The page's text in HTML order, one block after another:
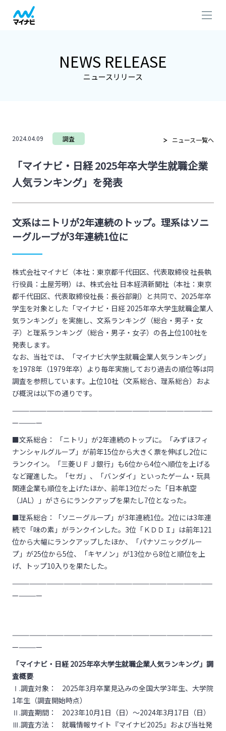
NEWS RELEASE
ニュースリリース
2024.04.09 調査 ニュース一覧へ
「マイナビ・日経 2025年卒大学生就職企業
人気ランキング」を発表
文系はニトリが2年連続のトップ。理系はソニ
ーグループが3年連続1位に
株式会社マイナビ（本社：東京都千代田区、代表取締役 社長執
行役員：土屋芳明）は、株式会社 日本経済新聞社（本社：東京
都千代田区、代表取締役社長：長谷部剛）と共同で、2025年卒
学生を対象とした「マイナビ・日経 2025年卒大学生就職企業人
気ランキング」を実施し、文系ランキング（総合・男子・女
子）と理系ランキング（総合・男子・女子）の各上位100社を
発表します。
なお、当社では、「マイナビ大学生就職企業人気ランキング」
を1978年（1979年卒）より毎年実施しており過去の順位等は同
調査を参照しています。上位10社（文系総合、理系総合）およ
び概況は以下の通りです。
———————————————————————————————————
—————
■文系総合： 「ニトリ」が2年連続のトップに。「みずほフィ
ナンシャルグループ」が前年15位から大きく票を伸ばし2位に
ランクイン。「三菱ＵＦＪ銀行」も6位から4位へ順位を上げる
など躍進した。「セガ」、「バンダイ」といったゲーム・玩具
関連企業も順位を上げたほか、前年13位だった「日本航空
（JAL）」がさらにランクアップを果たし7位となった。
■理系総合：「ソニーグループ」が3年連続1位。2位には3年連
続で「味の素」がランクインした。3位「ＫＤＤＩ」は前年121
位から大幅にランクアップしたほか、「パナソニックグルー
プ」が25位から5位、「キヤノン」が13位から8位と順位を上
げ、トップ10入りを果たした。
———————————————————————————————————
—————
———————————————————————————————————
—————
「マイナビ・日経 2025年卒大学生就職企業人気ランキング」調
査概要
Ⅰ.調査対象： 2025年3月卒業見込みの全国大学3年生、大学院
1年生（調査開始時点）
Ⅱ.調査期間： 2023年10月1日（日）～2024年3月17日（日）
Ⅲ.調査方法： 就職情報サイト『マイナビ2025』および当社発